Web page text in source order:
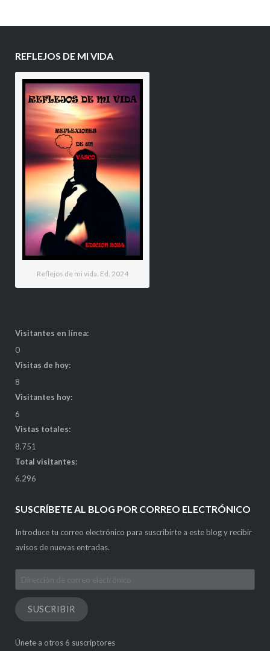
REFLEJOS DE MI VIDA
Reflejos de mi vida. Ed. 2024
Visitantes en línea:
0
Visitas de hoy:
8
Visitantes hoy:
6
Vistas totales:
8.751
Total visitantes:
6.296
SUSCRÍBETE AL BLOG POR CORREO ELECTRÓNICO
Introduce tu correo electrónico para suscribirte a este blog y recibir
avisos de nuevas entradas.
Dirección
de
correo
electrónico
SUSCRIBIR
Únete a otros 6 suscriptores